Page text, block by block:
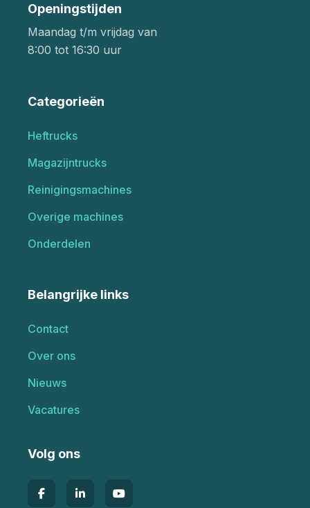
Openingstijden
Maandag t/m vrijdag van
8:00 tot 16:30 uur
Categorieën
Heftrucks
Magazijntrucks
Reinigingsmachines
Overige machines
Onderdelen
Belangrijke links
Contact
Over ons
Nieuws
Vacatures
Volg ons